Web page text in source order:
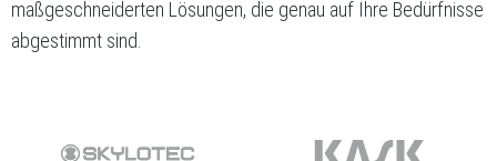
maßgeschneiderten Lösungen, die genau auf Ihre Bedürfnisse
abgestimmt sind.